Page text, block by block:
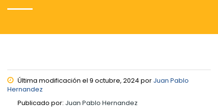
Última modificación el 9 octubre, 2024 por Juan Pablo
Hernandez
Publicado por: Juan Pablo Hernandez